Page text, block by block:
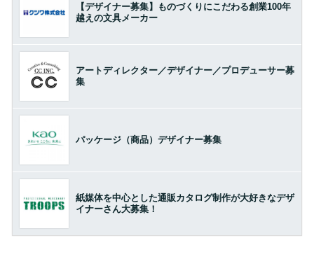
【デザイナー募集】ものづくりにこだわる創業100年
越えの文具メーカー
アートディレクター／デザイナー／プロデューサー募
集
パッケージ（商品）デザイナー募集
紙媒体を中心とした通販カタログ制作が大好きなデザ
イナーさん大募集！